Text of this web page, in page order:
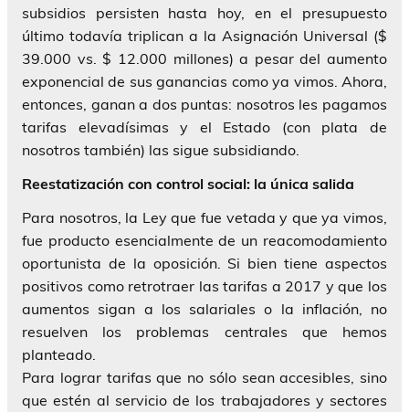
subsidios persisten hasta hoy, en el presupuesto
último todavía triplican a la Asignación Universal ($
39.000 vs. $ 12.000 millones) a pesar del aumento
exponencial de sus ganancias como ya vimos. Ahora,
entonces, ganan a dos puntas: nosotros les pagamos
tarifas elevadísimas y el Estado (con plata de
nosotros también) las sigue subsidiando.
Reestatización con control social: la única salida
Para nosotros, la Ley que fue vetada y que ya vimos,
fue producto esencialmente de un reacomodamiento
oportunista de la oposición. Si bien tiene aspectos
positivos como retrotraer las tarifas a 2017 y que los
aumentos sigan a los salariales o la inflación, no
resuelven los problemas centrales que hemos
planteado.
Para lograr tarifas que no sólo sean accesibles, sino
que estén al servicio de los trabajadores y sectores